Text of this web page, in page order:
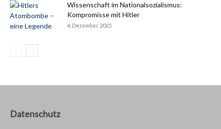
Wissenschaft im Nationalsozialismus:
Kompromisse mit Hitler
4. Dezember 2025
Datenschutz